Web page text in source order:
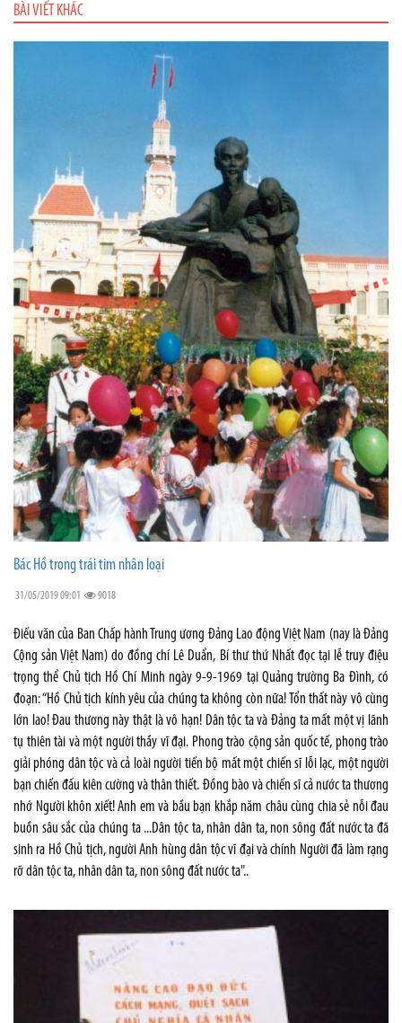
BÀI VIẾT KHÁC
Bác Hồ trong trái tim nhân loại
31/05/2019 09:01 9018
Điếu văn của Ban Chấp hành Trung ương Đảng Lao động Việt Nam (nay là Đảng
Cộng sản Việt Nam) do đồng chí Lê Duẩn, Bí thư thứ Nhất đọc tại lễ truy điệu
trọng thể Chủ tịch Hồ Chí Minh ngày 9-9-1969 tại Quảng trường Ba Đình, có
đoạn: “Hồ Chủ tịch kính yêu của chúng ta không còn nữa! Tổn thất này vô cùng
lớn lao! Đau thương này thật là vô hạn! Dân tộc ta và Đảng ta mất một vị lãnh
tụ thiên tài và một người thầy vĩ đại. Phong trào cộng sản quốc tế, phong trào
giải phóng dân tộc và cả loài người tiến bộ mất một chiến sĩ lỗi lạc, một người
bạn chiến đấu kiên cường và thân thiết. Đồng bào và chiến sĩ cả nước ta thương
nhớ Người khôn xiết! Anh em và bầu bạn khắp năm châu cùng chia sẻ nỗi đau
buồn sâu sắc của chúng ta ...Dân tộc ta, nhân dân ta, non sông đất nước ta đã
sinh ra Hồ Chủ tịch, người Anh hùng dân tộc vĩ đại và chính Người đã làm rạng
rỡ dân tộc ta, nhân dân ta, non sông đất nước ta"..